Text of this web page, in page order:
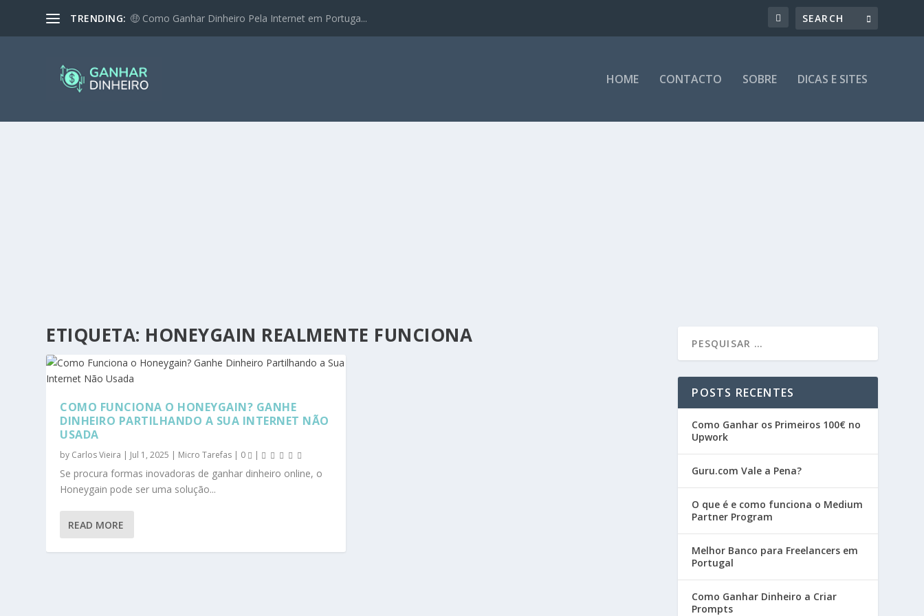
TRENDING: 🤑 Como Ganhar Dinheiro Pela Internet em Portuga...
HOME CONTACTO SOBRE DICAS E SITES
ETIQUETA: HONEYGAIN REALMENTE FUNCIONA
COMO FUNCIONA O HONEYGAIN? GANHE
DINHEIRO PARTILHANDO A SUA INTERNET NÃO
USADA
by Carlos Vieira | Jul 1, 2025 | Micro Tarefas | 0 |
Se procura formas inovadoras de ganhar dinheiro online, o
Honeygain pode ser uma solução...
READ MORE
POSTS RECENTES
Como Ganhar os Primeiros 100€ no
Upwork
Guru.com Vale a Pena?
O que é e como funciona o Medium
Partner Program
Melhor Banco para Freelancers em
Portugal
Como Ganhar Dinheiro a Criar
Prompts